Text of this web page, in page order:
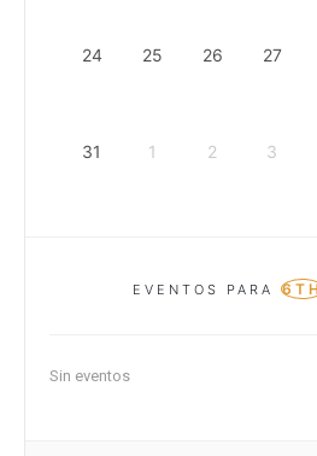
24 25 26 27
31 1 2 3
EVENTOS PARA
Sin eventos